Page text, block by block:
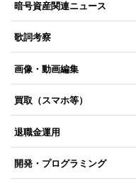
暗号資産関連ニュース
歌詞考察
画像・動画編集
買取（スマホ等）
退職金運用
開発・プログラミング